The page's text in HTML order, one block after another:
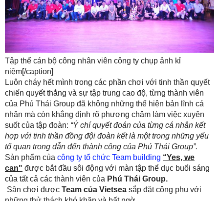
Tập thể cán bộ công nhân viên công ty chụp ảnh kỉ
niệm[/caption]
Luôn cháy hết mình trong các phần chơi với tinh thần quyết
chiến quyết thắng và sự tập trung cao độ, từng thành viên
của Phú Thái Group đã không những thể hiện bản lĩnh cá
nhân mà còn khẳng định rõ phương châm làm việc xuyên
suốt của tập đoàn: “Ý chí quyết đoán của từng cá nhân kết
hợp với tinh thần đồng đội đoàn kết là một trong những yếu
tố quan trọng dẫn đến thành công của Phú Thái Group”.
Sản phẩm của công ty tổ chức Team building “Yes, we
can" được bắt đầu sôi động với màn tập thể dục buổi sáng
của tất cả các thành viên của Phú Thái Group.
Sân chơi được Team của Vietsea sắp đặt công phu với